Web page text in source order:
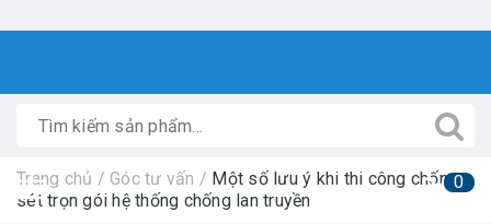
0
Trang chủ / Góc tư vấn / Một số lưu ý khi thi công chống
sét trọn gói hệ thống chống lan truyền